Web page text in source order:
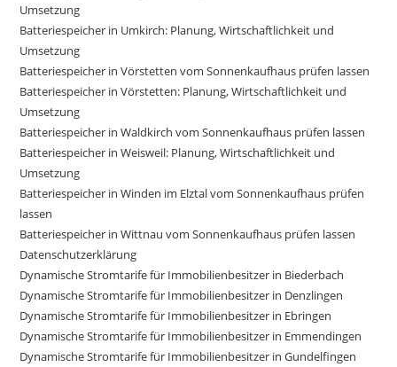
Umsetzung
Batteriespeicher in Umkirch: Planung, Wirtschaftlichkeit und
Umsetzung
Batteriespeicher in Vörstetten vom Sonnenkaufhaus prüfen lassen
Batteriespeicher in Vörstetten: Planung, Wirtschaftlichkeit und
Umsetzung
Batteriespeicher in Waldkirch vom Sonnenkaufhaus prüfen lassen
Batteriespeicher in Weisweil: Planung, Wirtschaftlichkeit und
Umsetzung
Batteriespeicher in Winden im Elztal vom Sonnenkaufhaus prüfen
lassen
Batteriespeicher in Wittnau vom Sonnenkaufhaus prüfen lassen
Datenschutzerklärung
Dynamische Stromtarife für Immobilienbesitzer in Biederbach
Dynamische Stromtarife für Immobilienbesitzer in Denzlingen
Dynamische Stromtarife für Immobilienbesitzer in Ebringen
Dynamische Stromtarife für Immobilienbesitzer in Emmendingen
Dynamische Stromtarife für Immobilienbesitzer in Gundelfingen